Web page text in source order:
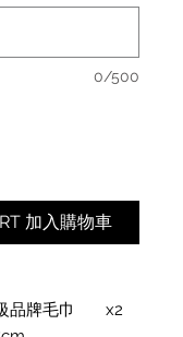
0/500
加入購物車
品牌毛巾
x2